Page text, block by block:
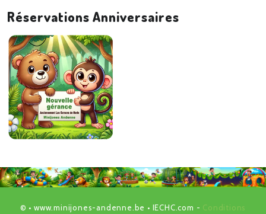
Réservations Anniversaires
© • www.minijones-andenne.be • IECHC.com - Conditions